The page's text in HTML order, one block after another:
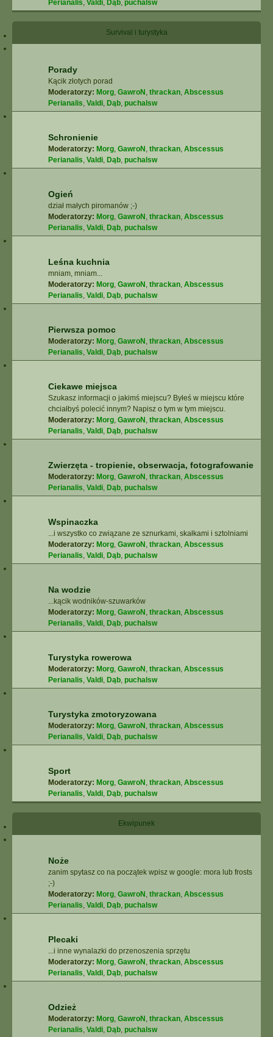
Perianalis, Valdi, Dąb, puchalsw
Survival i turystyka
Porady
Kącik złotych porad
Moderatorzy: Morg, GawroN , thrackan, Abscessus
Perianalis, Valdi, Dąb, puchalsw
Schronienie
Moderatorzy: Morg, GawroN , thrackan, Abscessus
Perianalis, Valdi, Dąb, puchalsw
Ogień
dział małych piromanów ;-)
Moderatorzy: Morg, GawroN , thrackan, Abscessus
Perianalis, Valdi, Dąb, puchalsw
Leśna kuchnia
mniam, mniam...
Moderatorzy: Morg, GawroN , thrackan, Abscessus
Perianalis, Valdi, Dąb, puchalsw
Pierwsza pomoc
Moderatorzy: Morg, GawroN , thrackan, Abscessus
Perianalis, Valdi, Dąb, puchalsw
Ciekawe miejsca
Szukasz informacji o jakimś miejscu? Byłeś w miejscu które
chciałbyś polecić innym? Napisz o tym w tym miejscu.
Moderatorzy: Morg, GawroN , thrackan, Abscessus
Perianalis, Valdi, Dąb, puchalsw
Zwierzęta - tropienie, obserwacja, fotografowanie
Moderatorzy: Morg, GawroN , thrackan, Abscessus
Perianalis, Valdi, Dąb, puchalsw
Wspinaczka
...i wszystko co związane ze sznurkami, skałkami i sztolniami
Moderatorzy: Morg, GawroN , thrackan, Abscessus
Perianalis, Valdi, Dąb, puchalsw
Na wodzie
...kącik wodników-szuwarków
Moderatorzy: Morg, GawroN , thrackan, Abscessus
Perianalis, Valdi, Dąb, puchalsw
Turystyka rowerowa
Moderatorzy: Morg, GawroN , thrackan, Abscessus
Perianalis, Valdi, Dąb, puchalsw
Turystyka zmotoryzowana
Moderatorzy: Morg, GawroN , thrackan, Abscessus
Perianalis, Valdi, Dąb, puchalsw
Sport
Moderatorzy: Morg, GawroN , thrackan, Abscessus
Perianalis, Valdi, Dąb, puchalsw
Ekwipunek
Noże
zanim spytasz co na początek wpisz w google: mora lub frosts
;-)
Moderatorzy: Morg, GawroN , thrackan, Abscessus
Perianalis, Valdi, Dąb, puchalsw
Plecaki
...i inne wynalazki do przenoszenia sprzętu
Moderatorzy: Morg, GawroN , thrackan, Abscessus
Perianalis, Valdi, Dąb, puchalsw
Odzież
Moderatorzy: Morg, GawroN , thrackan, Abscessus
Perianalis, Valdi, Dąb, puchalsw